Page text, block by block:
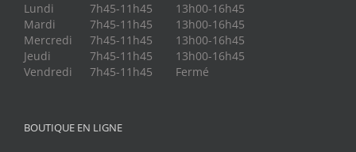
Lundi 7h45-11h45
13h00-16h45
Mardi
7h45-11h45
13h00-16h45
Mercredi
7h45-11h45
13h00-16h45
Jeudi
7h45-11h45
13h00-16h45
Vendredi
7h45-11h45 Fermé
BOUTIQUE EN LIGNE